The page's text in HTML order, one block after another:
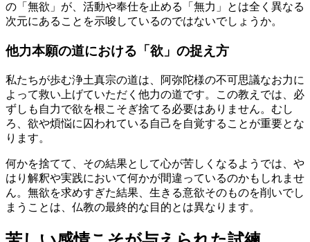
の「無欲」が、活動や奉仕を止める「無力」とは全く異なる
次元にあることを示唆しているのではないでしょうか。
他力本願の道における「欲」の捉え方
私たちが歩む浄土真宗の道は、阿弥陀様の不可思議なお力に
よって救い上げていただく他力の道です。この教えでは、必
ずしも自力で欲を根こそぎ捨てる必要はありません。むし
ろ、 欲や煩悩に囚われている自己を自覚する ことが重要とな
ります。
何かを捨てて、その結果として心が苦しくなるようでは、や
はり解釈や実践において何かが間違っているのかもしれませ
ん。無欲を求めすぎた結果、生きる意欲そのものを削いでし
まうことは、仏教の最終的な目的とは異なります。